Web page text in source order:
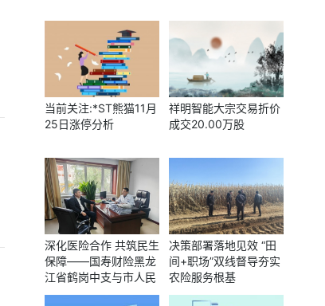
当前关注:*ST熊猫11月
25日涨停分析
祥明智能大宗交易折价
成交20.00万股
深化医险合作 共筑民生
保障——国寿财险黑龙
江省鹤岗中支与市人民
医院共商服务新篇章
决策部署落地见效 “田
间+职场”双线督导夯实
农险服务根基